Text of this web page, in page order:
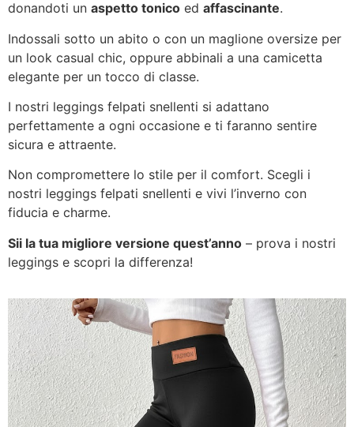
donandoti un aspetto tonico ed affascinante.
Indossali sotto un abito o con un maglione oversize per
un look casual chic, oppure abbinali a una camicetta
elegante per un tocco di classe.
I nostri leggings felpati snellenti si adattano
perfettamente a ogni occasione e ti faranno sentire
sicura e attraente.
Non compromettere lo stile per il comfort. Scegli i
nostri leggings felpati snellenti e vivi l’inverno con
fiducia e charme.
Sii la tua migliore versione quest’anno – prova i nostri
leggings e scopri la differenza!